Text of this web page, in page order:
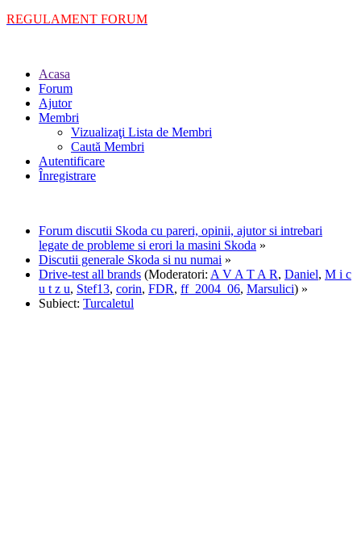
REGULAMENT FORUM
Acasa
Forum
Ajutor
Membri
Vizualizaţi Lista de Membri
Caută Membri
Autentificare
Înregistrare
Forum discutii Skoda cu pareri, opinii, ajutor si intrebari
legate de probleme si erori la masini Skoda »
Discutii generale Skoda si nu numai »
Drive-test all brands (Moderatori: A V A T A R, Daniel, M i c
u t z u, Stef13, corin, FDR, ff_2004_06, Marsulici) »
Subiect: Turcaletul